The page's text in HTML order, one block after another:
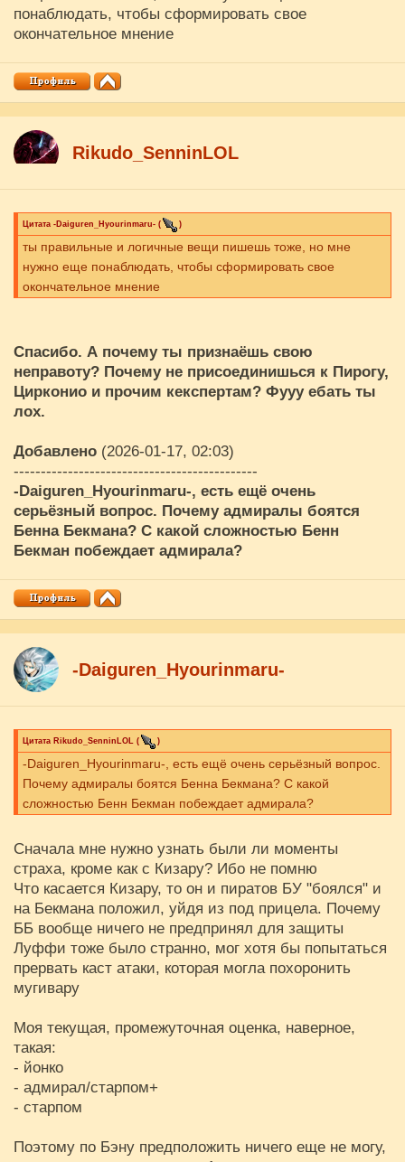
понаблюдать, чтобы сформировать свое
окончательное мнение
Rikudo_SenninLOL
Цитата -Daiguren_Hyourinmaru- ( )
ты правильные и логичные вещи пишешь тоже, но мне
нужно еще понаблюдать, чтобы сформировать свое
окончательное мнение
Спасибо. А почему ты признаёшь свою
неправоту? Почему не присоединишься к Пирогу,
Цирконио и прочим кекспертам? Фууу ебать ты
лох.
Добавлено (2026-01-17, 02:03)
---------------------------------------------
-Daiguren_Hyourinmaru-, есть ещё очень
серьёзный вопрос. Почему адмиралы боятся
Бенна Бекмана? С какой сложностью Бенн
Бекман побеждает адмирала?
-Daiguren_Hyourinmaru-
Цитата Rikudo_SenninLOL ( )
-Daiguren_Hyourinmaru-, есть ещё очень серьёзный вопрос.
Почему адмиралы боятся Бенна Бекмана? С какой
сложностью Бенн Бекман побеждает адмирала?
Сначала мне нужно узнать были ли моменты
страха, кроме как с Кизару? Ибо не помню
Что касается Кизару, то он и пиратов БУ "боялся" и
на Бекмана положил, уйдя из под прицела. Почему
ББ вообще ничего не предпринял для защиты
Луффи тоже было странно, мог хотя бы попытаться
прервать каст атаки, которая могла похоронить
мугивару
Моя текущая, промежуточная оценка, наверное,
такая:
- йонко
- адмирал/старпом+
- старпом
Поэтому по Бэну предположить ничего еще не могу,